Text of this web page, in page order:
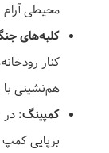
محیطی آرام
کلبه‌های
کنار
هم‌نشینی با
کمپینگ:
برپایی کمپ